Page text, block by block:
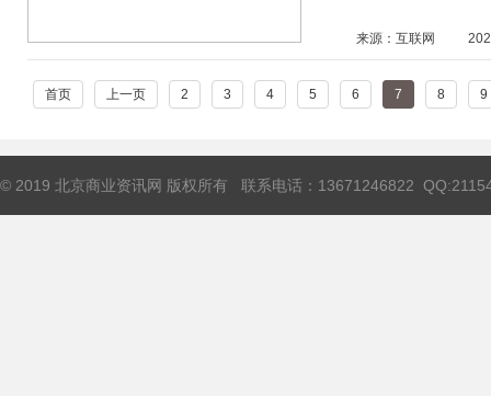
来源：互联网
首页 上一页 2 3 4 5 6 7 8 9
© 2019 北京商业资讯网 版权所有 联系电话：13671246822